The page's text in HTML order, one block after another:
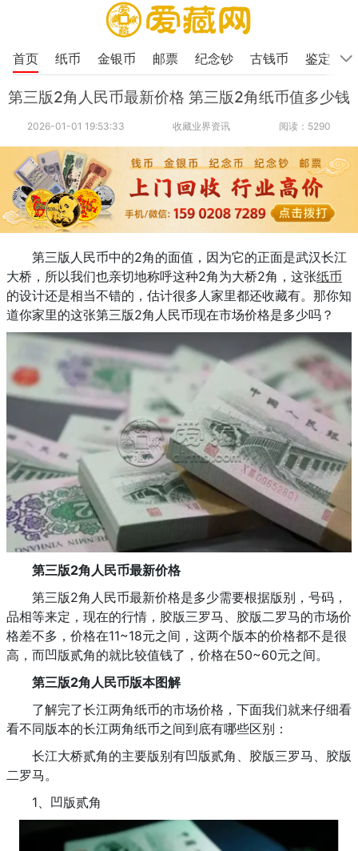
首页 纸币 金银币 邮票 纪念钞 古钱币 鉴定
第三版2角人民币最新价格 第三版2角纸币值多少钱
2026-01-01 19:53:33 收藏业界资讯 阅读：5290
第三版人民币中的2角的面值，因为它的正面是武汉长江
大桥，所以我们也亲切地称呼这种2角为大桥2角，这张纸币
的设计还是相当不错的，估计很多人家里都还收藏有。那你知
道你家里的这张第三版2角人民币现在市场价格是多少吗？
第三版2角人民币最新价格
第三版2角人民币最新价格是多少需要根据版别，号码，
品相等来定，现在的行情，胶版三罗马、胶版二罗马的市场价
格差不多，价格在11~18元之间，这两个版本的价格都不是很
高，而凹版贰角的就比较值钱了，价格在50~60元之间。
第三版2角人民币版本图解
了解完了长江两角纸币的市场价格，下面我们就来仔细看
看不同版本的长江两角纸币之间到底有哪些区别：
长江大桥贰角的主要版别有凹版贰角、胶版三罗马、胶版
二罗马。
1、凹版贰角